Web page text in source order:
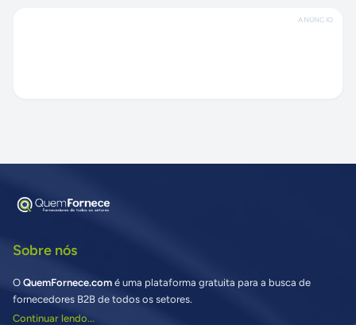
ANÚNCIO
Sobre nós
O QuemFornece.com é uma plataforma gratuita para a busca de
fornecedores B2B de todos os setores.
Continuar lendo...